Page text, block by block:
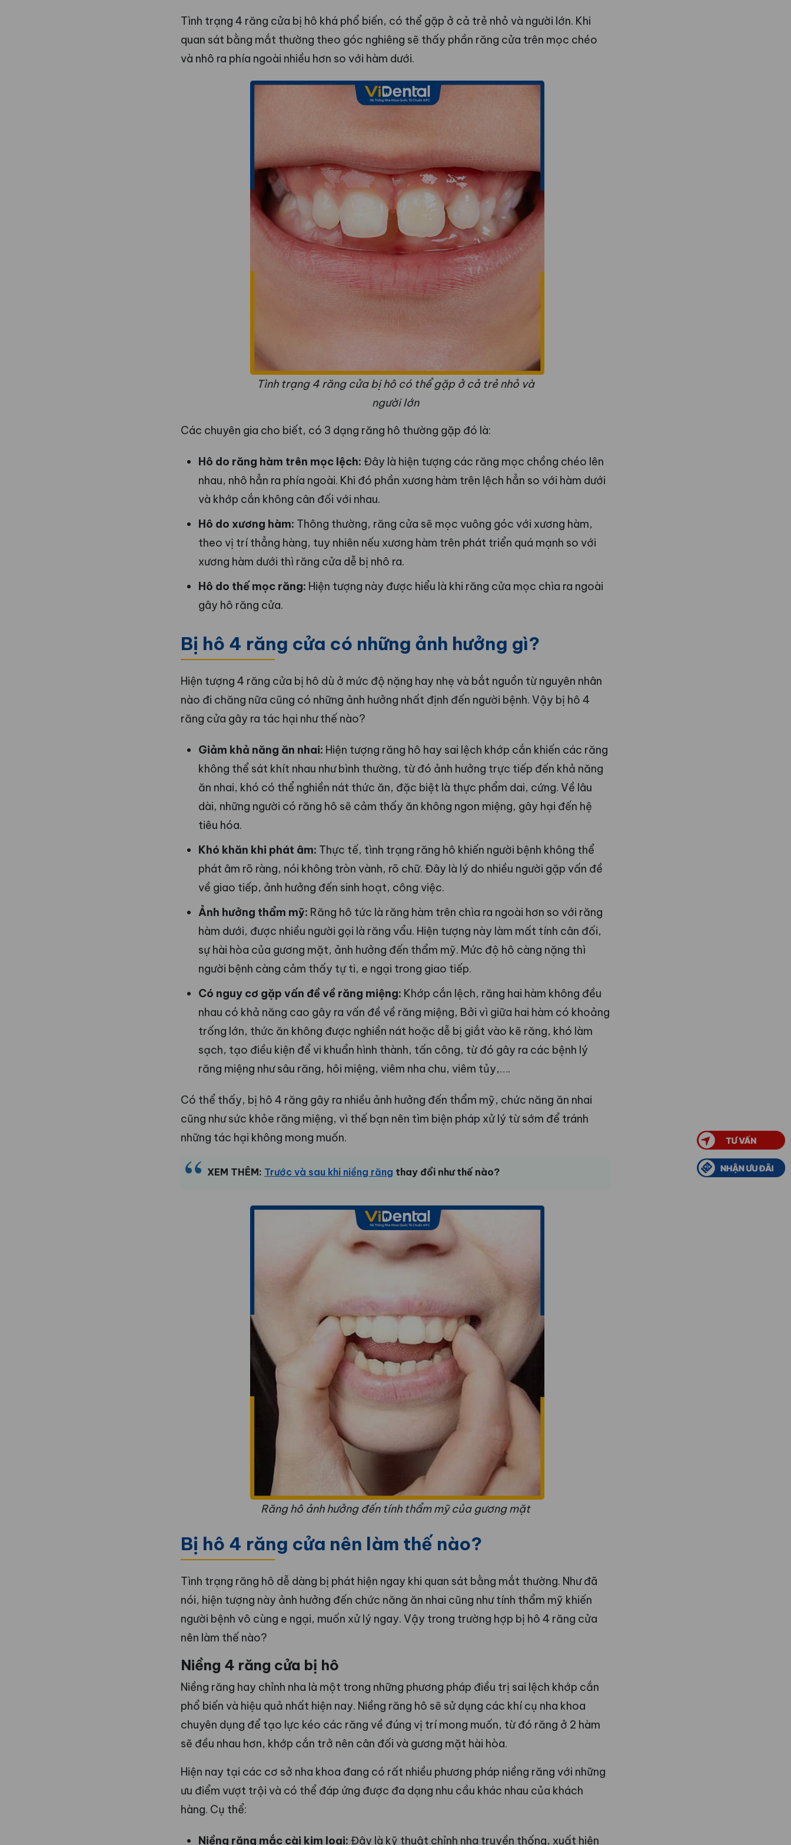
Tình trạng 4 răng cửa bị hô khá phổ biến, có thể gặp ở cả trẻ nhỏ và người lớn. Khi
quan sát bằng mắt thường theo góc nghiêng sẽ thấy phần răng cửa trên mọc chéo
và nhô ra phía ngoài nhiều hơn so với hàm dưới.
Tình trạng 4 răng cửa bị hô có thể gặp ở cả trẻ nhỏ và
người lớn
Các chuyên gia cho biết, có 3 dạng răng hô thường gặp đó là:
Hô do răng hàm trên mọc lệch: Đây là hiện tượng các răng mọc chồng chéo lên
nhau, nhô hẳn ra phía ngoài. Khi đó phần xương hàm trên lệch hẳn so với hàm dưới
và khớp cắn không cân đối với nhau.
Hô do xương hàm: Thông thường, răng cửa sẽ mọc vuông góc với xương hàm,
theo vị trí thẳng hàng, tuy nhiên nếu xương hàm trên phát triển quá mạnh so với
xương hàm dưới thì răng cửa dễ bị nhô ra.
Hô do thế mọc răng: Hiện tượng này được hiểu là khi răng cửa mọc chìa ra ngoài
gây hô răng cửa.
Bị hô 4 răng cửa có những ảnh hưởng gì?
Hiện tượng 4 răng cửa bị hô dù ở mức độ nặng hay nhẹ và bắt nguồn từ nguyên nhân
nào đi chăng nữa cũng có những ảnh hưởng nhất định đến người bệnh. Vậy bị hô 4
răng cửa gây ra tác hại như thế nào?
Giảm khả năng ăn nhai: Hiện tượng răng hô hay sai lệch khớp cắn khiến các răng
không thể sát khít nhau như bình thường, từ đó ảnh hưởng trực tiếp đến khả năng
ăn nhai, khó có thể nghiền nát thức ăn, đặc biệt là thực phẩm dai, cứng. Về lâu
dài, những người có răng hô sẽ cảm thấy ăn không ngon miệng, gây hại đến hệ
tiêu hóa.
Khó khăn khi phát âm: Thực tế, tình trạng răng hô khiến người bệnh không thể
phát âm rõ ràng, nói không tròn vành, rõ chữ. Đây là lý do nhiều người gặp vấn đề
về giao tiếp, ảnh hưởng đến sinh hoạt, công việc.
Ảnh hưởng thẩm mỹ: Răng hô tức là răng hàm trên chìa ra ngoài hơn so với răng
hàm dưới, được nhiều người gọi là răng vẩu. Hiện tượng này làm mất tính cân đối,
sự hài hòa của gương mặt, ảnh hưởng đến thẩm mỹ. Mức độ hô càng nặng thì
người bệnh càng cảm thấy tự ti, e ngại trong giao tiếp.
Có nguy cơ gặp vấn đề về răng miệng: Khớp cắn lệch, răng hai hàm không đều
nhau có khả năng cao gây ra vấn đề về răng miệng, Bởi vì giữa hai hàm có khoảng
trống lớn, thức ăn không được nghiền nát hoặc dễ bị giắt vào kẽ răng, khó làm
sạch, tạo điều kiện để vi khuẩn hình thành, tấn công, từ đó gây ra các bệnh lý
răng miệng như sâu răng, hôi miệng, viêm nha chu, viêm tủy,….
Có thể thấy, bị hô 4 răng gây ra nhiều ảnh hưởng đến thẩm mỹ, chức năng ăn nhai
cũng như sức khỏe răng miệng, vì thế bạn nên tìm biện pháp xử lý từ sớm để tránh
những tác hại không mong muốn.
XEM THÊM: Trước và sau khi niềng răng thay đổi như thế nào?
Răng hô ảnh hưởng đến tính thẩm mỹ của gương mặt
Bị hô 4 răng cửa nên làm thế nào?
Tình trạng răng hô dễ dàng bị phát hiện ngay khi quan sát bằng mắt thường. Như đã
nói, hiện tượng này ảnh hưởng đến chức năng ăn nhai cũng như tính thẩm mỹ khiến
người bệnh vô cùng e ngại, muốn xử lý ngay. Vậy trong trường hợp bị hô 4 răng cửa
nên làm thế nào?
Niềng 4 răng cửa bị hô
Niềng răng hay chỉnh nha là một trong những phương pháp điều trị sai lệch khớp cắn
phổ biến và hiệu quả nhất hiện nay. Niềng răng hô sẽ sử dụng các khí cụ nha khoa
chuyên dụng để tạo lực kéo các răng về đúng vị trí mong muốn, từ đó răng ở 2 hàm
sẽ đều nhau hơn, khớp cắn trở nên cân đối và gương mặt hài hòa.
Hiện nay tại các cơ sở nha khoa đang có rất nhiều phương pháp niềng răng với những
ưu điểm vượt trội và có thể đáp ứng được đa dạng nhu cầu khác nhau của khách
hàng. Cụ thể:
Niềng răng mắc cài kim loại: Đây là kỹ thuật chỉnh nha truyền thống, xuất hiện